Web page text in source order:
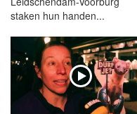
staken hun handen...